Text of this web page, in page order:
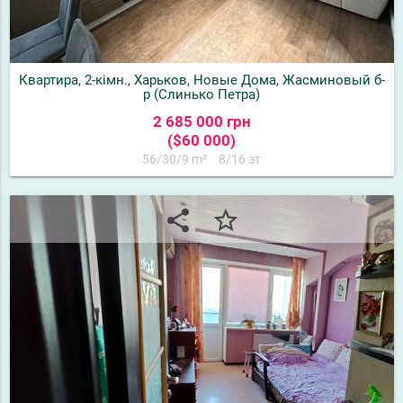
Квартира, 2-кімн., Харьков, Новые Дома, Жасминовый б-
р (Слинько Петра)
2 685 000 грн
($60 000)
56/30/9 m² 8/16 эт
share star_border